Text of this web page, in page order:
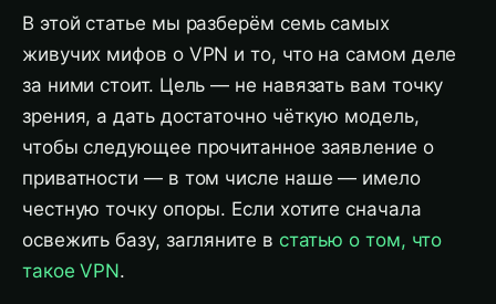
В этой статье мы разберём семь самых
живучих мифов о VPN и то, что на самом деле
за ними стоит. Цель — не навязать вам точку
зрения, а дать достаточно чёткую модель,
чтобы следующее прочитанное заявление о
приватности — в том числе наше — имело
честную точку опоры. Если хотите сначала
освежить базу, загляните в статью о том, что
такое VPN.